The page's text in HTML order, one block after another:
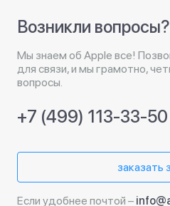
Возникли вопросы?
Мы знаем об Apple все!
для связи, и мы грамотно,
вопросы.
+7 (499) 113-33-50
заказать
Если удобнее почтой –